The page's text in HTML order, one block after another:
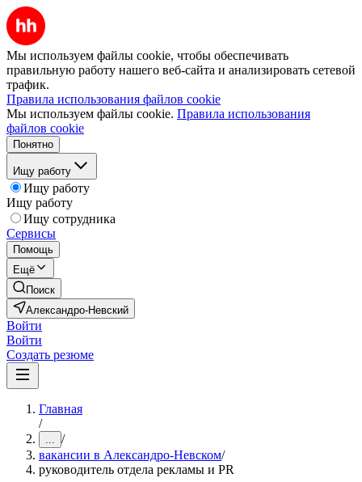
Мы используем файлы cookie, чтобы обеспечивать
правильную работу нашего веб-сайта и анализировать сетевой
трафик.
Правила использования файлов cookie
Мы используем файлы cookie. Правила использования
файлов cookie
Понятно
Ищу работу
Ищу работу
Ищу работу
Ищу сотрудника
Сервисы
Помощь
Ещё
Поиск
Александро-Невский
Войти
Войти
Создать резюме
Главная
/
... /
вакансии в Александро-Невском/
руководитель отдела рекламы и PR